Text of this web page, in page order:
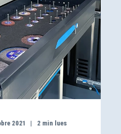
2021 2 min lues